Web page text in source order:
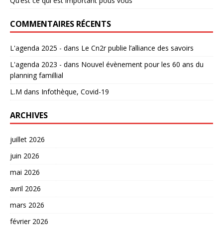
COMMENTAIRES RÉCENTS
L'agenda 2025 - dans Le Cn2r publie l’alliance des savoirs
L'agenda 2023 - dans Nouvel évènement pour les 60 ans du
planning famillial
L.M dans Infothèque, Covid-19
ARCHIVES
juillet 2026
juin 2026
mai 2026
avril 2026
mars 2026
février 2026